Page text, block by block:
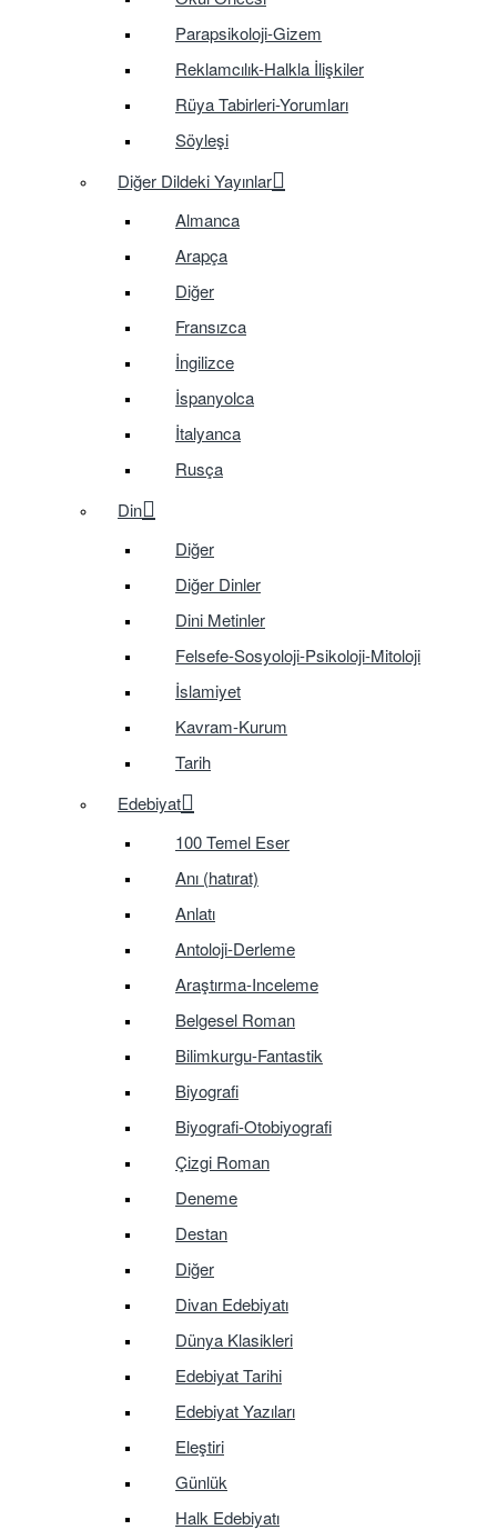
Parapsikoloji-Gizem
Reklamcılık-Halkla İlişkiler
Rüya Tabirleri-Yorumları
Söyleşi
Diğer Dildeki Yayınlar
Almanca
Arapça
Diğer
Fransızca
İngilizce
İspanyolca
İtalyanca
Rusça
Din
Diğer
Diğer Dinler
Dini Metinler
Felsefe-Sosyoloji-Psikoloji-Mitoloji
İslamiyet
Kavram-Kurum
Tarih
Edebiyat
100 Temel Eser
Anı (hatırat)
Anlatı
Antoloji-Derleme
Araştırma-Inceleme
Belgesel Roman
Bilimkurgu-Fantastik
Biyografi
Biyografi-Otobiyografi
Çizgi Roman
Deneme
Destan
Diğer
Divan Edebiyatı
Dünya Klasikleri
Edebiyat Tarihi
Edebiyat Yazıları
Eleştiri
Günlük
Halk Edebiyatı